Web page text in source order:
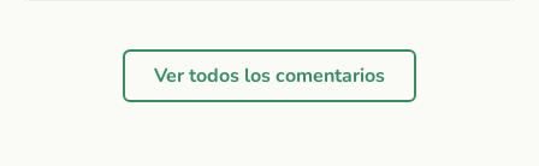
Ver todos los comentarios